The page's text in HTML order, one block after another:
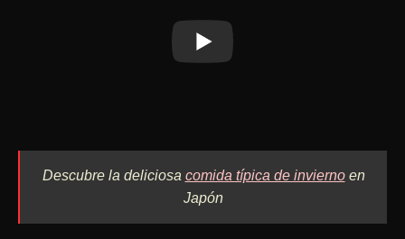
Descubre la deliciosa comida típica de inviernoen
Japón